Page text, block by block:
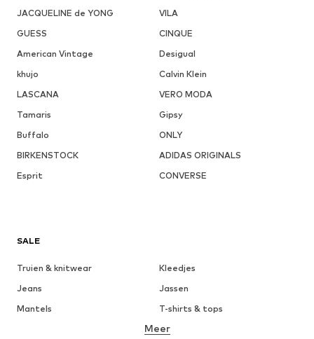
JACQUELINE de YONG
VILA
GUESS
CINQUE
American Vintage
Desigual
khujo
Calvin Klein
LASCANA
VERO MODA
Tamaris
Gipsy
Buffalo
ONLY
BIRKENSTOCK
ADIDAS ORIGINALS
Esprit
CONVERSE
SALE
Truien & knitwear
Kleedjes
Jeans
Jassen
Mantels
T-shirts & tops
Ondergoed
Meer